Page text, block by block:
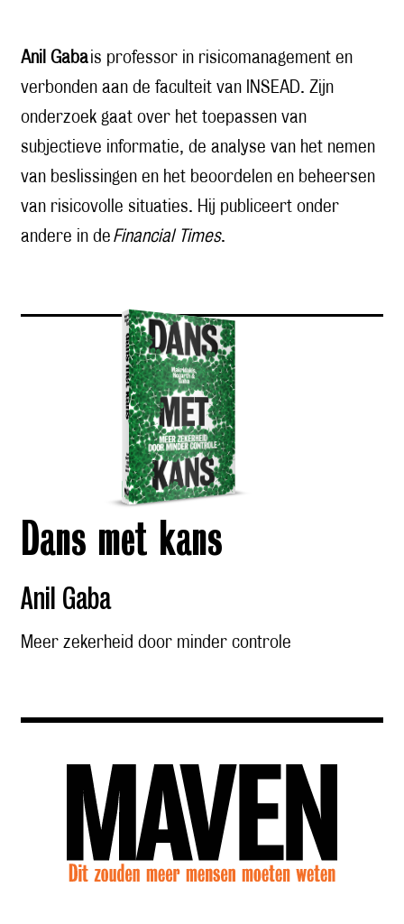
Anil Gabais professor in risicomanagement en
verbonden aan de faculteit van INSEAD. Zijn
onderzoek gaat over het toepassen van
subjectieve informatie, de analyse van het nemen
van beslissingen en het beoordelen en beheersen
van risicovolle situaties. Hij publiceert onder
andere in de Financial Times.
Dans met kans
Anil Gaba
Meer zekerheid door minder controle